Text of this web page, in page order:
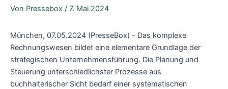
Von Pressebox / 7. Mai 2024
München, 07.05.2024 (PresseBox) – Das komplexe
Rechnungswesen bildet eine elementare Grundlage der
strategischen Unternehmensführung. Die Planung und
Steuerung unterschiedlichster Prozesse aus
buchhalterischer Sicht bedarf einer systematischen